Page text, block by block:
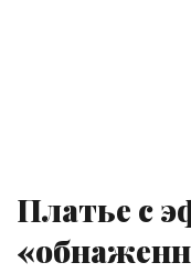
Платье с